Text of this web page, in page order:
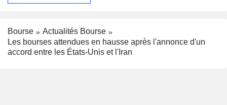
Bourse
Actualités Bourse
Les bourses attendues en hausse après l'annonce d'un
accord entre les États-Unis et l'Iran